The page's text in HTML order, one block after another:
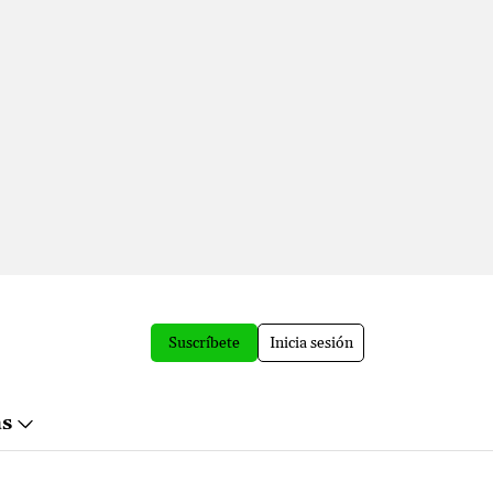
Suscríbete Inicia sesión